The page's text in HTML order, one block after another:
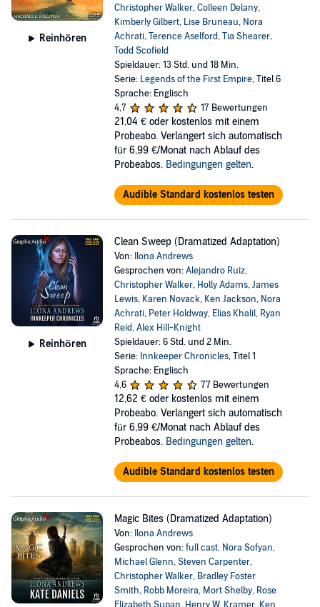
Reinhören
Christopher Walker,Colleen Delany,
Kimberly Gilbert, Lise Bruneau, Nora
Achrati,Terence Aselford,Tia Shearer,
Todd Scofield
Spieldauer: 13 Std. und 18 Min.
Serie: Legends of the First Empire, Titel 6
Sprache: Englisch
4,7
17 Bewertungen
21,04 € oder kostenlos mit einem
Probeabo. Verlängert sich automatisch
für 6,99 €/Monat nach Ablauf des
Probeabos. Bedingungen gelten.
Audible Standard kostenlos testen
Reinhören
Clean Sweep (Dramatized Adaptation)
Von: Ilona Andrews
Gesprochen von:Alejandro Ruiz,
Christopher Walker, Holly Adams,James
Lewis, Karen Novack, Ken Jackson, Nora
Achrati, Peter Holdway, Elias Khalil, Ryan
Reid,Alex Hill-Knight
Spieldauer: 6 Std. und 2 Min.
Serie: Innkeeper Chronicles, Titel 1
Sprache: Englisch
4,6
77 Bewertungen
12,62 € oder kostenlos mit einem
Probeabo. Verlängert sich automatisch
für 6,99 €/Monat nach Ablauf des
Probeabos. Bedingungen gelten.
Audible Standard kostenlos testen
Magic Bites (Dramatized Adaptation)
Von: Ilona Andrews
Gesprochen von:full cast, Nora Sofyan,
Michael Glenn,Steven Carpenter,
Christopher Walker, Bradley Foster
Smith, Robb Moreira, Mort Shelby, Rose